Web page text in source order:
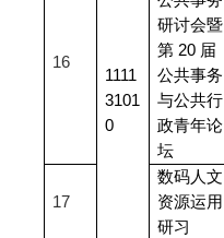
16
1111
3101
0
研讨会暨
第 20 届
公共事务
与公共行
政青年论
坛
17
数码人文
资源运用
研习